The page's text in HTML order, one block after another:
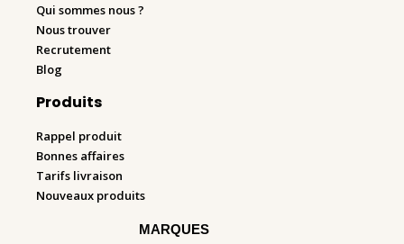
Qui sommes nous ?
Nous trouver
Recrutement
Blog
Produits
Rappel produit
Bonnes affaires
Tarifs livraison
Nouveaux produits
MARQUES